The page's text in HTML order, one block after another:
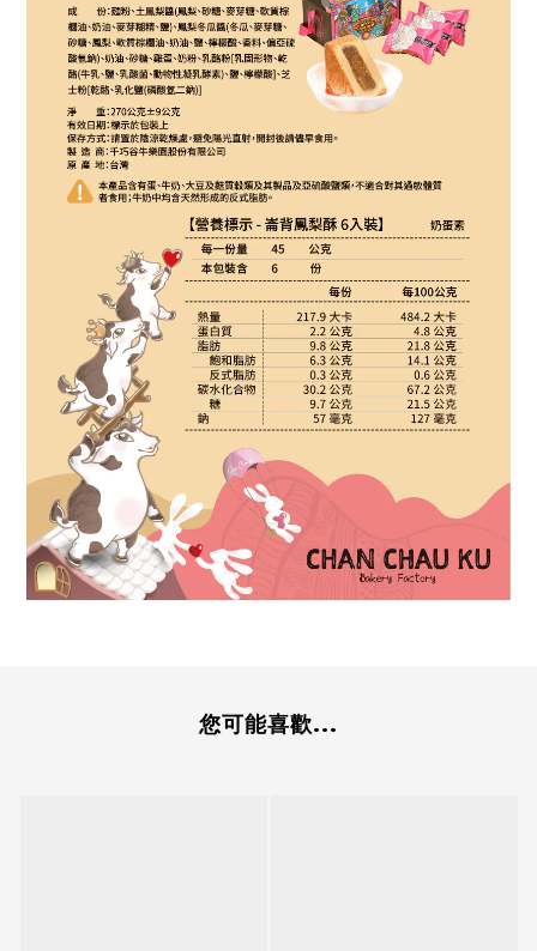
您可能喜歡...